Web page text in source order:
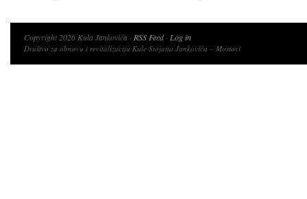
Copyright 2026 Kula Jankovića · RSS Feed· Log in
Društvo za obnovu i revitalizaciju Kule Stojana Jankovića – Mostovi